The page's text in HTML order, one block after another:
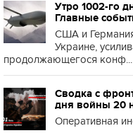
Утро 1002-го
Главные
США и
Украине,
продолжающегося конф...
Сводка с
дня войны 20
Оперативная